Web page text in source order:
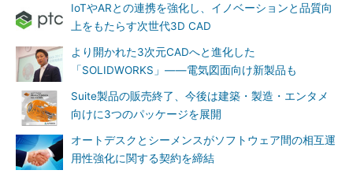
IoTやARとの連携を強化し、イノベーションと品質向
上をもたらす次世代3D CAD
より開かれた3次元CADへと進化した
「SOLIDWORKS」――電気図面向け新製品も
Suite製品の販売終了、今後は建築・製造・エンタメ
向けに3つのパッケージを展開
オートデスクとシーメンスがソフトウェア間の相互運
用性強化に関する契約を締結